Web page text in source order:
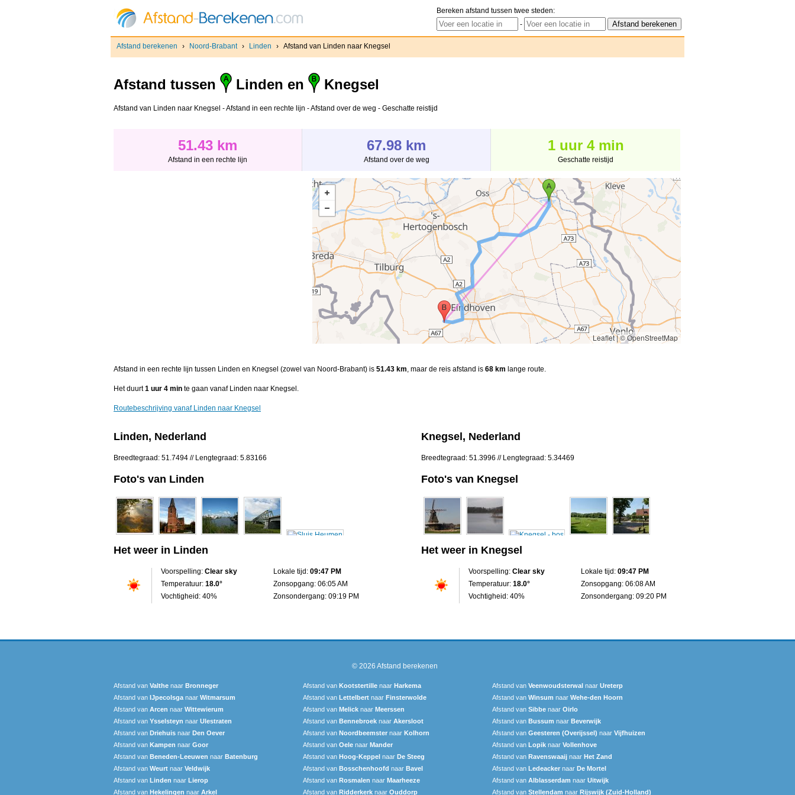
Bereken afstand tussen twee steden:
-
Afstand berekenen › Noord-Brabant › Linden › Afstand van Linden naar Knegsel
Afstand tussen Linden en Knegsel
Afstand van Linden naar Knegsel - Afstand in een rechte lijn - Afstand over de weg - Geschatte reistijd
51.43 km
Afstand in een rechte lijn
67.98 km
Afstand over de weg
1 uur 4 min
Geschatte reistijd
Leaflet|© OpenStreetMap
Afstand in een rechte lijn tussen Linden en Knegsel (zowel van Noord-Brabant) is 51.43 km, maar de reis afstand is 68 km lange route.
Het duurt1 uur 4 min te gaan vanaf Linden naar Knegsel.
Routebeschrijving vanaf Linden naar Knegsel
Linden, Nederland
Breedtegraad: 51.7494 // Lengtegraad: 5.83166
Foto's van Linden
Het weer in Linden
Voorspelling: Clear sky
Temperatuur: 18.0°
Vochtigheid: 40%
Lokale tijd: 09:47 PM
Zonsopgang: 06:05 AM
Zonsondergang: 09:19 PM
Knegsel, Nederland
Breedtegraad: 51.3996 // Lengtegraad: 5.34469
Foto's van Knegsel
Het weer in Knegsel
Voorspelling: Clear sky
Temperatuur: 18.0°
Vochtigheid: 40%
Lokale tijd: 09:47 PM
Zonsopgang: 06:08 AM
Zonsondergang: 09:20 PM
© 2026 Afstand berekenen
Afstand van Valthe naar Bronneger Afstand van Kootstertille naar Harkema Afstand van Veenwoudsterwal naar Ureterp
Afstand van IJpecolsga naar Witmarsum Afstand van Lettelbert naar Finsterwolde Afstand van Winsum naar Wehe-den Hoorn
Afstand van Arcen naar Wittewierum Afstand van Melick naar Meerssen Afstand van Sibbe naar Oirlo
Afstand van Ysselsteyn naar Ulestraten Afstand van Bennebroek naar Akersloot Afstand van Bussum naar Beverwijk
Afstand van Driehuis naar Den Oever Afstand van Noordbeemster naar Kolhorn Afstand van Geesteren (Overijssel) naar Vijfhuizen
Afstand van Kampen naar Goor Afstand van Oele naar Mander Afstand van Lopik naar Vollenhove
Afstand van Beneden-Leeuwen naar Batenburg Afstand van Hoog-Keppel naar De Steeg Afstand van Ravenswaaij naar Het Zand
Afstand van Weurt naar Veldwijk Afstand van Bosschenhoofd naar Bavel Afstand van Ledeacker naar De Mortel
Afstand van Linden naar Lierop Afstand van Rosmalen naar Maarheeze Afstand van Alblasserdam naar Uitwijk
Afstand van Hekelingen naar Arkel Afstand van Ridderkerk naar Ouddorp Afstand van Stellendam naar Rijswijk (Zuid-Holland)